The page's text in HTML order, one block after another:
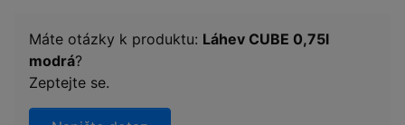
Máte otázky k produktu: Láhev CUBE 0,75l
modrá?
Zeptejte se.